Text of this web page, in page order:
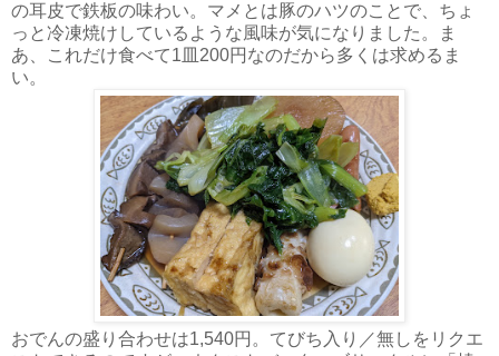
の耳皮で鉄板の味わい。マメとは豚のハツのことで、ちょ
っと冷凍焼けしているような風味が気になりました。ま
あ、これだけ食べて1皿200円なのだから多くは求めるま
い。
おでんの盛り合わせは1,540円。てびち入り／無しをリクエ